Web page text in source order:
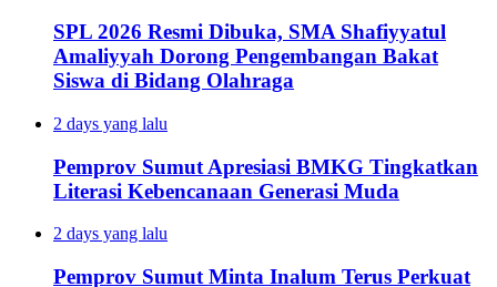
SPL 2026 Resmi Dibuka, SMA Shafiyyatul
Amaliyyah Dorong Pengembangan Bakat
Siswa di Bidang Olahraga
2 days yang lalu
Pemprov Sumut Apresiasi BMKG Tingkatkan
Literasi Kebencanaan Generasi Muda
2 days yang lalu
Pemprov Sumut Minta Inalum Terus Perkuat